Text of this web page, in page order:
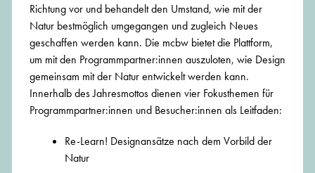
Richtung vor und behandelt den Umstand, wie mit der
Natur bestmöglich umgegangen und zugleich Neues
geschaffen werden kann. Die mcbw bietet die Plattform,
um mit den Programmpartner:innen auszuloten, wie Design
gemeinsam mit der Natur entwickelt werden kann.
Innerhalb des Jahresmottos dienen vier Fokusthemen für
Programmpartner:innen und Besucher:innen als Leitfaden:
Re-Learn! Designansätze nach dem Vorbild der
Natur